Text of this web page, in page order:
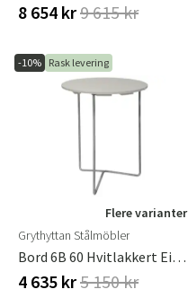
Sverige
8 654 kr9 615 kr
-10% Rask levering
Flere varianter
Grythyttan Stålmöbler
Bord 6B 60 Hvitlakkert Eik / Varmgalvanisert Understell
4 635 kr5 150 kr